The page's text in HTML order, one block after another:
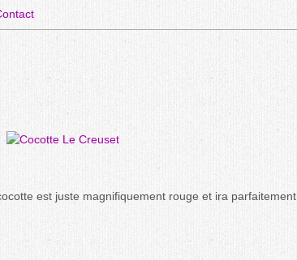
est juste magnifiquement rouge et ira parfaitement